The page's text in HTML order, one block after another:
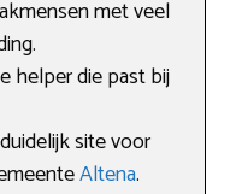
met veel
helper die past bij
site voor
Altena.